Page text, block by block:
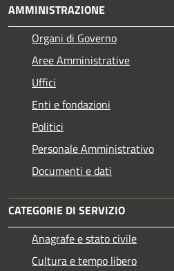
AMMINISTRAZIONE
Organi di Governo
Aree Amministrative
Uffici
Enti e fondazioni
Politici
Personale Amministrativo
Documenti e dati
CATEGORIE DI SERVIZIO
Anagrafe e stato civile
Cultura e tempo libero